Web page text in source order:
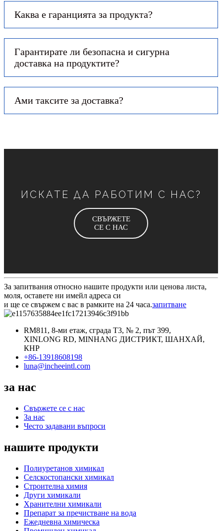
Каква е гаранцията за продукта?
Гарантирате ли безопасна и сигурна
доставка на продуктите?
Ами таксите за доставка?
ИСКАТЕ ДА РАБОТИМ С НАС?
СВЪРЖЕТЕ
СЕ С НАС
За запитвания относно нашите продукти или ценова листа,
моля, оставете ни имейл адреса си
и ще се свържем с вас в рамките на 24 часа.запитване
RM811, 8-ми етаж, сграда T3, № 2, път 399,
XINLONG RD, MINHANG ДИСТРИКТ, ШАНХАЙ,
КНР
+86-13918608198
luna@incheeintl.com
за нас
Свържете се с нас
За нас
Често задавани въпроси
нашите продукти
Полиуретанов химикал
Селскостопански химикал
Строителна химия
Други химикали
Хранителни химикали
Препарат за пречистване на вода
Ежедневна химическа